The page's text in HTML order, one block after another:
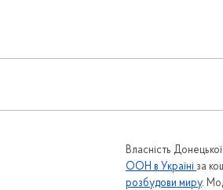
Власність
ООН в Україні за
розбудови миру.